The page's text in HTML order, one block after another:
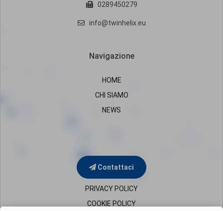
0289450279
info@twinhelix.eu
Navigazione
HOME
CHI SIAMO
NEWS
Contattaci
PRIVACY POLICY
COOKIE POLICY